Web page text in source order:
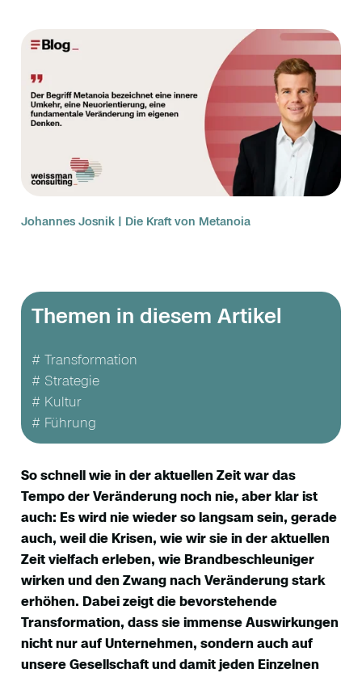
Johannes Josnik | Die Kraft von Metanoia
Themen in diesem Artikel
# Transformation
# Strategie
# Kultur
# Führung
So schnell wie in der aktuellen Zeit war das
Tempo der Veränderung noch nie, aber klar ist
auch: Es wird nie wieder so langsam sein, gerade
auch, weil die Krisen, wie wir sie in der aktuellen
Zeit vielfach erleben, wie Brandbeschleuniger
wirken und den Zwang nach Veränderung stark
erhöhen. Dabei zeigt die bevorstehende
Transformation, dass sie immense Auswirkungen
nicht nur auf Unternehmen, sondern auch auf
unsere Gesellschaft und damit jeden Einzelnen